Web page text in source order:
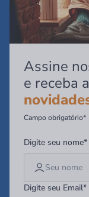
Assine
e receba
Campo obrigatório*
Digite seu nome*
Digite seu Email*